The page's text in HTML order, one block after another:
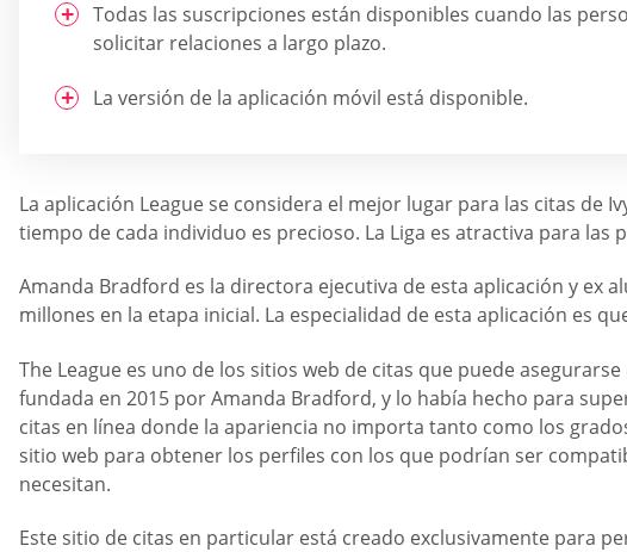
Todas las suscripciones están disponibles cuando las
solicitar relaciones a largo plazo.
La versión de la aplicación móvil está disponible.
La aplicación League se considera el mejor lugar para las citas de
tiempo de cada individuo es precioso. La Liga es atractiva para
Amanda Bradford es la directora ejecutiva de esta aplicación y ex
millones en la etapa inicial. La especialidad de esta aplicación es
The League es uno de los sitios web de citas que puede
fundada en 2015 por Amanda Bradford, y lo había hecho para
citas en línea donde la apariencia no importa tanto como los
sitio web para obtener los perfiles con los que podrían ser
necesitan.
Este sitio de citas en particular está creado exclusivamente para